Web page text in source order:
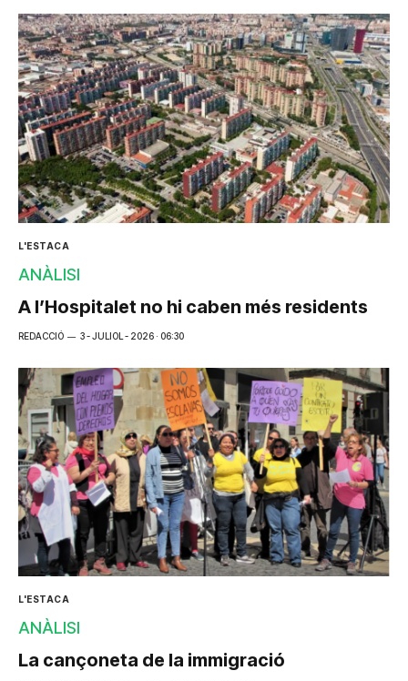
L'ESTACA
ANÀLISI
A l’Hospitalet no hi caben més residents
REDACCIÓ 3 - JULIOL - 2026 · 06:30
L'ESTACA
ANÀLISI
La cançoneta de la immigració